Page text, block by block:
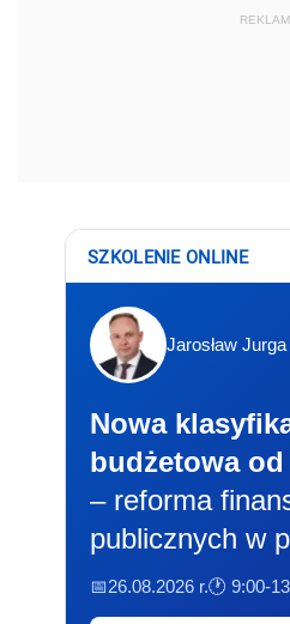
SZKOLENIE ONLINE
Jarosław Jurga
Nowa
budżetowa od
– reforma
publicznych w
📅26.08.2026 r.🕐 9:00-